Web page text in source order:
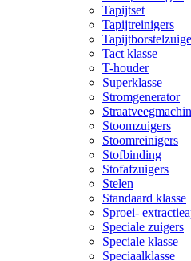
Tapijtset
Tapijtreinigers
Tact klasse
T-houder
Superklasse
Stromgenerator
Stoomzuigers
Stoomreinigers
Stofbinding
Stofafzuigers
Stelen
Standaard klasse
Sproei-
Speciale zuigers
Speciale klasse
Speciaalklasse